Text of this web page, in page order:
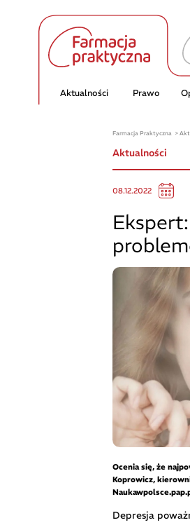
Aktualności Prawo
Farmacja Praktyczna
Aktualności
08.12.2022
Ocenia się, że
Koprowicz,
Depresja